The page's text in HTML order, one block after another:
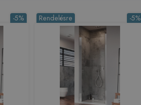
-5% -5%
Rendelésre